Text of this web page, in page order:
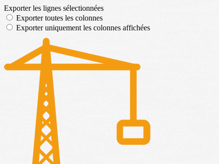
Exporter les lignes sélectionnées
Exporter toutes les colonnes
Exporter uniquement les colonnes affichées